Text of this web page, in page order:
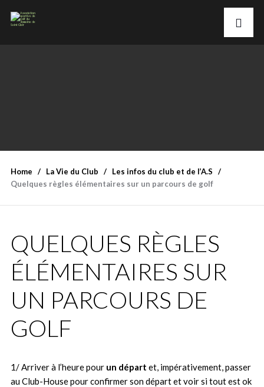
Home La Vie du Club
Les infos du club et de l’A.S
Quelques règles élémentaires sur un parcours de golf
QUELQUES RÈGLES
ÉLÉMENTAIRES SUR
UN PARCOURS DE
GOLF
1/ Arriver à l’heure pour un départ et, impérativement, passer
au Club-House pour confirmer son départ et voir si tout est ok